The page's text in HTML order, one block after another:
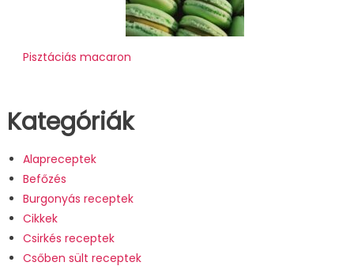
Pisztáciás macaron
Kategóriák
Alapreceptek
Befőzés
Burgonyás receptek
Cikkek
Csirkés receptek
Csőben sült receptek